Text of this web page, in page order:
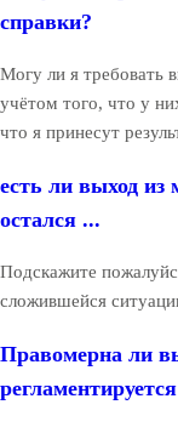
справки?
Могу ли я требовать
учётом того, что у
что я принесут
есть ли выход из
остался ...
Подскажите
сложившейся
Правомерна ли